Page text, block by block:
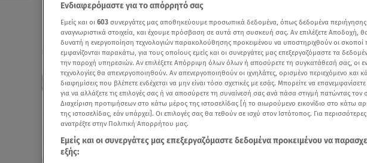
Ενδιαφερόμαστε για το απόρρητό σας
Εμείς και οι 603 συνεργάτες μας αποθηκεύουμε προσωπικά δεδομένα, όπως δεδομένα
αναγνωριστικά στοιχεία, και έχουμε πρόσβαση σε αυτά στη συσκευή σας. Αν επιλέξετε Αποδοχή,
δυνατή η ενεργοποίηση τεχνολογιών παρακολούθησης προκειμένου να υποστηριχθούν οι σκοποί
εμφανίζονται παρακάτω, για τους οποίους εμείς και οι συνεργάτες μας επεξεργαζόμαστε τα
την παροχή υπηρεσιών. Αν επιλέξετε Απόρριψη όλων όλων ή αποσύρετε τη συγκατάθεσή σας, οι
τεχνολογίες θα απενεργοποιηθούν. Αν απενεργοποιηθούν οι ιχνηλάτες, ορισμένο περιεχόμενο και
διαφημίσεις που βλέπετε ενδέχεται να μην είναι τόσο σχετικές με εσάς. Μπορείτε να
για να αλλάξετε τις επιλογές σας ή να αποσύρετε τη συναίνεσή σας ανά πάσα στιγμή πατώντας τον
Διαχείριση προτιμήσεων στο κάτω μέρος της ιστοσελίδας [ή το αιωρούμενο εικονίδιο στο κάτω
της ιστοσελίδας, εάν υπάρχει]. Οι επιλογές σας θα τεθούν σε ισχύ στον Ιστότοπος. Για
ανατρέξτε στην Πολιτική Απορρήτου μας.
Εμείς και οι συνεργάτες μας επεξεργαζόμαστε δεδομένα προκειμένου να
εξής: